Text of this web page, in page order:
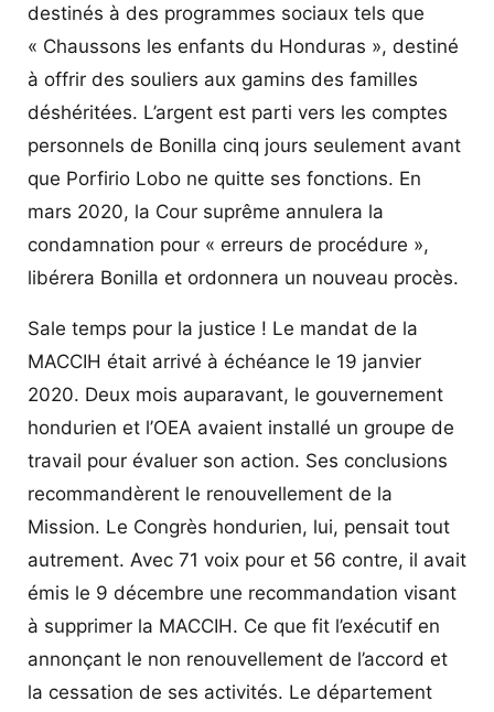
destinés à des programmes sociaux tels que
« Chaussons les enfants du Honduras », destiné
à offrir des souliers aux gamins des familles
déshéritées. L’argent est parti vers les comptes
personnels de Bonilla cinq jours seulement avant
que Porfirio Lobo ne quitte ses fonctions. En
mars 2020, la Cour suprême annulera la
condamnation pour « erreurs de procédure »,
libérera Bonilla et ordonnera un nouveau procès.
Sale temps pour la justice ! Le mandat de la
MACCIH était arrivé à échéance le 19 janvier
2020. Deux mois auparavant, le gouvernement
hondurien et l’OEA avaient installé un groupe de
travail pour évaluer son action. Ses conclusions
recommandèrent le renouvellement de la
Mission. Le Congrès hondurien, lui, pensait tout
autrement. Avec 71 voix pour et 56 contre, il avait
émis le 9 décembre une recommandation visant
à supprimer la MACCIH. Ce que fit l’exécutif en
annonçant le non renouvellement de l’accord et
la cessation de ses activités. Le département